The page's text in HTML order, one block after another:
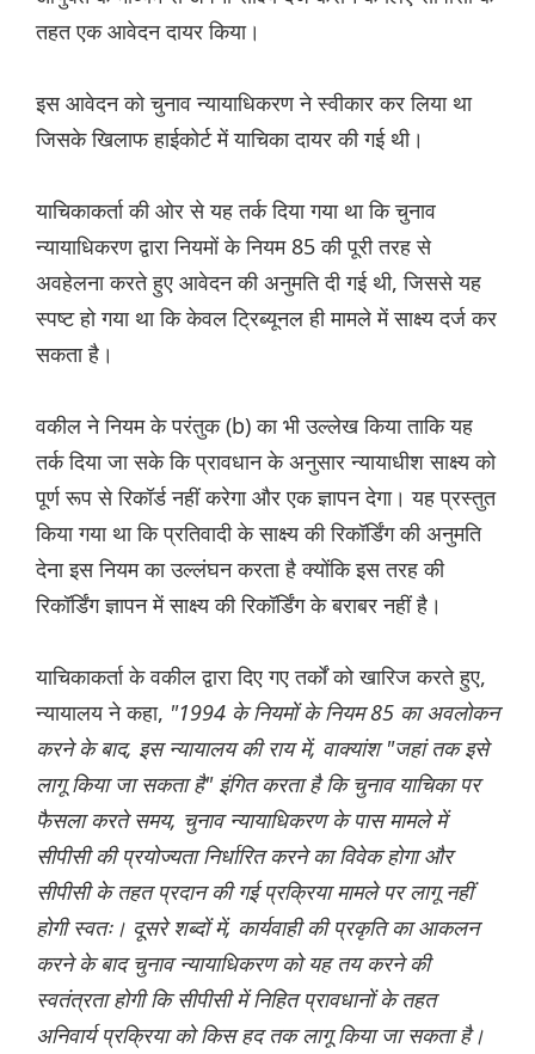
तहत एक आवेदन दायर किया।
इस आवेदन को चुनाव न्यायाधिकरण ने स्वीकार कर लिया था
जिसके खिलाफ हाईकोर्ट में याचिका दायर की गई थी।
याचिकाकर्ता की ओर से यह तर्क दिया गया था कि चुनाव
न्यायाधिकरण द्वारा नियमों के नियम 85 की पूरी तरह से
अवहेलना करते हुए आवेदन की अनुमति दी गई थी, जिससे यह
स्पष्ट हो गया था कि केवल ट्रिब्यूनल ही मामले में साक्ष्य दर्ज कर
सकता है।
वकील ने नियम के परंतुक (b) का भी उल्लेख किया ताकि यह
तर्क दिया जा सके कि प्रावधान के अनुसार न्यायाधीश साक्ष्य को
पूर्ण रूप से रिकॉर्ड नहीं करेगा और एक ज्ञापन देगा। यह प्रस्तुत
किया गया था कि प्रतिवादी के साक्ष्य की रिकॉर्डिंग की अनुमति
देना इस नियम का उल्लंघन करता है क्योंकि इस तरह की
रिकॉर्डिंग ज्ञापन में साक्ष्य की रिकॉर्डिंग के बराबर नहीं है।
याचिकाकर्ता के वकील द्वारा दिए गए तर्कों को खारिज करते हुए,
न्यायालय ने कहा, "1994 के नियमों के नियम 85 का अवलोकन
करने के बाद, इस न्यायालय की राय में, वाक्यांश "जहां तक इसे
लागू किया जा सकता है" इंगित करता है कि चुनाव याचिका पर
फैसला करते समय, चुनाव न्यायाधिकरण के पास मामले में
सीपीसी की प्रयोज्यता निर्धारित करने का विवेक होगा और
सीपीसी के तहत प्रदान की गई प्रक्रिया मामले पर लागू नहीं
होगी स्वतः। दूसरे शब्दों में, कार्यवाही की प्रकृति का आकलन
करने के बाद चुनाव न्यायाधिकरण को यह तय करने की
स्वतंत्रता होगी कि सीपीसी में निहित प्रावधानों के तहत
अनिवार्य प्रक्रिया को किस हद तक लागू किया जा सकता है।